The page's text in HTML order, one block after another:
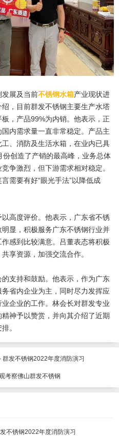
发展及当前不锈钢水箱产业现状进
，目前群发不锈钢主要生产水塔
板，产品99%为内销。他表示，正
内需求量一直非常稳定。产品主
、消防及生活水箱，在业内已具
创造了产销的最高峰，业务总体
争激烈，但下游需求相对稳定。
需要有好“眼光手法”以降低成
高度评价。他表示，广东省不锈
显，积极服务广东不锈钢行业并
感到比较满意。吕董表态将积极
享资源，加强交流合作。
支持和鼓励。他表示，作为广东
省内企业为主，同时尽力发挥应
企业的工作。林会长对群发专业
神予以赞赏，并向其介绍了近期
。
发不锈钢2022年度消防演习
考察佛山群发不锈钢
不锈钢2022年度消防演习